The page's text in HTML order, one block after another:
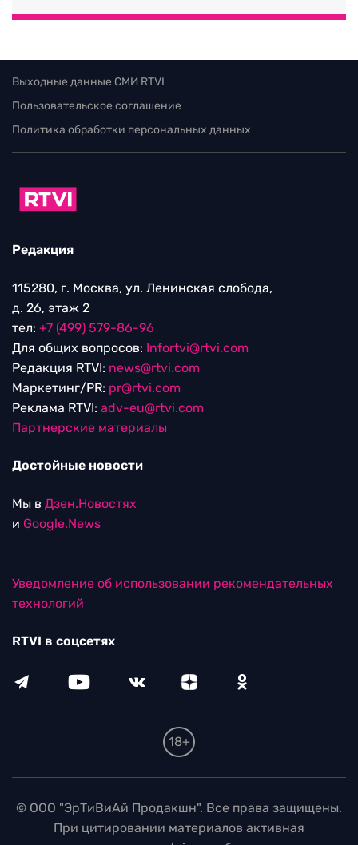
Выходные данные СМИ RTVI
Пользовательское соглашение
Политика обработки персональных данных
Редакция
115280, г. Москва, ул. Ленинская слобода,
д. 26, этаж 2
тел: +7 (499) 579-86-96
Для общих вопросов: Infortvi@rtvi.com
Редакция RTVI: news@rtvi.com
Маркетинг/PR: pr@rtvi.com
Реклама RTVI: adv-eu@rtvi.com
Партнерские материалы
Достойные новости
Мы в Дзен.Новостях
и Google.News
Уведомление об использовании рекомендательных
технологий
RTVI в соцсетях
18+
© ООО "ЭрТиВиАй Продакшн". Все права защищены.
При цитировании материалов активная